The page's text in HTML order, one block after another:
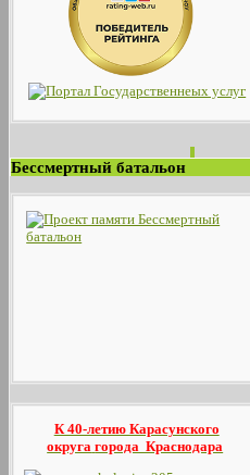
Бессмертный батальон
К 40-летию Карасунского
округа города Краснодара